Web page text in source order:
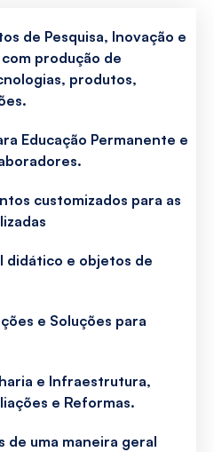
de Pesquisa, Inovação e
produção de
produtos,
Educação Permanente e
customizados para as
didático e objetos de
e Soluções para
e Infraestrutura,
e Reformas.
de uma maneira geral